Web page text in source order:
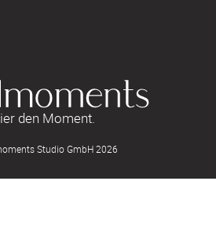
den Moment.
Studio GmbH 2026